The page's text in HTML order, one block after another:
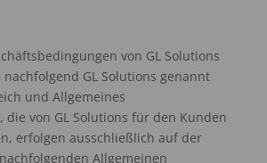
von GL Solutions
nachfolgend GL Solutions genannt
und Allgemeines
die von GL Solutions für den Kunden
erfolgen ausschließlich auf der
Allgemeinen